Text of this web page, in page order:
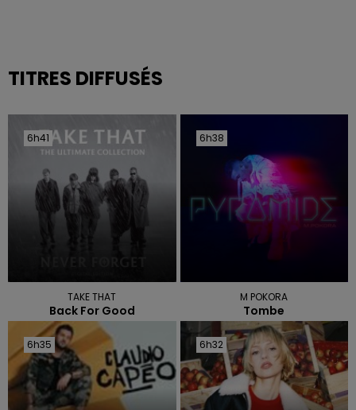
TITRES DIFFUSÉS
6h41
6h41
TAKE THAT
Back For Good
6h38
6h38
M POKORA
Tombe
6h35
6h35 6h32
6h32